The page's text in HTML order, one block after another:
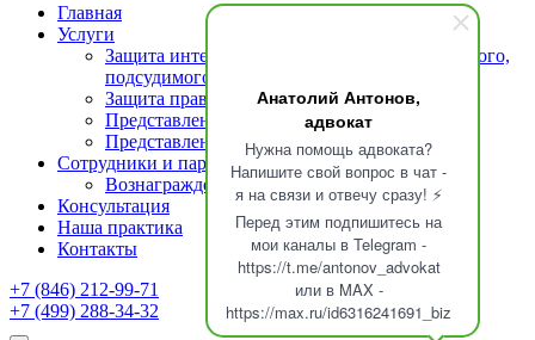
Анатолий Антонов,
адвокат
Нужна помощь адвоката?
Напишите свой вопрос в чат -
я на связи и отвечу сразу! ⚡
Перед этим подпишитесь на
мои каналы в Telegram -
https://t.me/antonov_advokat
или в MAX -
https://max.ru/id6316241691_biz
Главная
Услуги
Защита интересов подозреваемого (обвиняемого,
подсудимого)
Защита прав свидетелей
Представление интересов потерпевшего
Представление интересов осужденных
Сотрудники и партнеры
Вознаграждение адвоката
Консультация
Наша практика
Контакты
+7 (846) 212-99-71
+7 (499) 288-34-32